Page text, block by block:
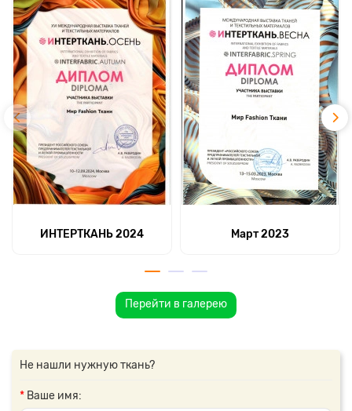
ИНТЕРТКАНЬ 2024 Март 2023
Перейти в галерею
Не нашли нужную ткань?
Ваше имя: